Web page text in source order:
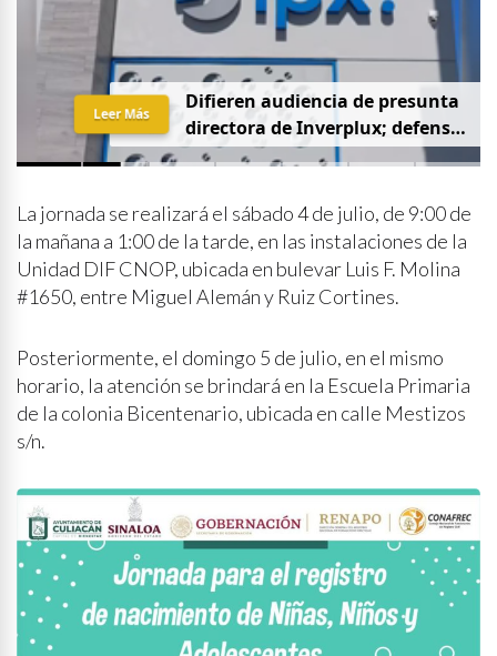
Difieren audiencia de presunta
directora deInverplux; defensa
pidequeseaprivadaysin
Leer Más
La jornada se realizará el sábado 4 de julio, de 9:00 de
la mañana a 1:00 de la tarde, en las instalaciones de la
Unidad DIF CNOP, ubicada en bulevar Luis F. Molina
#1650, entre Miguel Alemán y Ruiz Cortines.
Posteriormente, el domingo 5 de julio, en el mismo
horario, la atención se brindará en la Escuela Primaria
de la colonia Bicentenario, ubicada en calle Mestizos
s/n.